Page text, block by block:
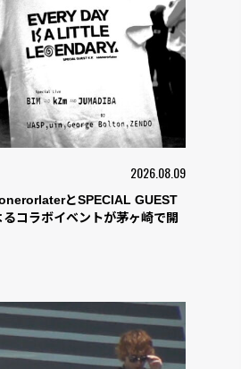
2026.08.09
とSPECIAL GUEST
コラボイベントが茅ヶ崎で開